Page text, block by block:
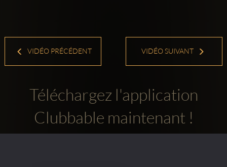
VIDÉO PRÉCÉDENT VIDÉO SUIVANT
Téléchargez l'application
Clubbable maintenant !